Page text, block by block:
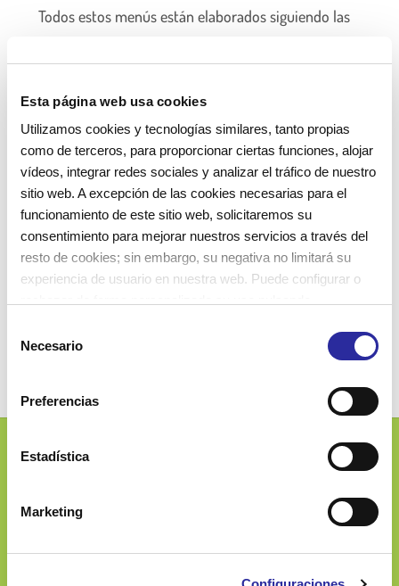
Esta página web usa cookies
Utilizamos cookies y tecnologías similares, tanto propias
como de terceros, para proporcionar ciertas funciones, alojar
vídeos, integrar redes sociales y analizar el tráfico de nuestro
sitio web. A excepción de las cookies necesarias para el
funcionamiento de este sitio web, solicitaremos su
consentimiento para mejorar nuestros servicios a través del
resto de cookies; sin embargo, su negativa no limitará su
experiencia de usuario en nuestra web. Puede configurar o
nuestraPolítica de Cookies
Necesario
Preferencias
Estadística
Marketing
Todos estos menús están elaborados siguiendo las
principios de seguridad alimentaria y de nutrición
basados ​​en las 3S (seguro, saludable y sostenible).
Hacemos posible la seguridad en la elaboración y en
la administración de las comidas, eliminando el
aislamiento de los niños y jóvenes que deben
comer menús adaptados, consiguiendo así
fomentar un ambiente de normalidad. Este objetivo
se logra manteniendo un control estricto en
nuestros procesos de elaboración y vigilando en
todo momento sus necesidades.